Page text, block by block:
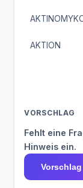
AKTION
VORSCHLAG
Fehlt eine
Hinweis ein.